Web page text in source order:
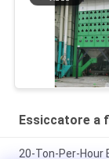
Essiccatore a
20-Ton-Per-Hour